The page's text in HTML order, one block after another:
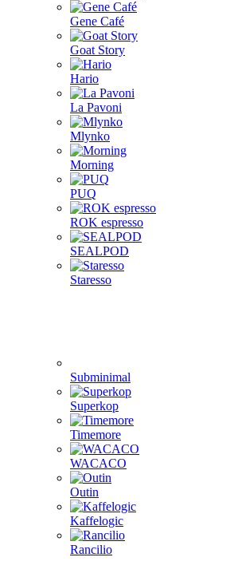
Gene Café
Goat Story
Hario
La Pavoni
Mlynko
Morning
PUQ
ROK espresso
SEALPOD
Staresso
Subminimal
Superkop
Timemore
WACACO
Outin
Kaffelogic
Rancilio